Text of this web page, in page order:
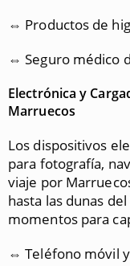
⇔ Productos de
⇔ Seguro médico
Electrónica y
Marruecos
Los dispositivos
para fotografía,
viaje por
hasta las dunas
momentos para
⇔ Teléfono móvil